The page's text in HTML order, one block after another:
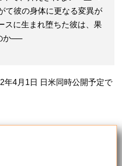
て彼の身体に更なる変異が
に生まれ堕ちた彼は、果
か──
年4月1日 日米同時公開予定で